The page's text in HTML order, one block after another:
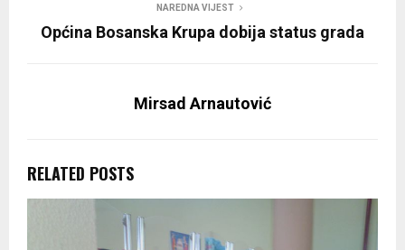
NAREDNA VIJEST
Općina Bosanska Krupa dobija status grada
Mirsad Arnautović
RELATED POSTS